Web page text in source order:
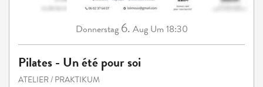
Donnerstag 6. Aug Um 18:30
Pilates - Un été pour soi
ATELIER / PRAKTIKUM